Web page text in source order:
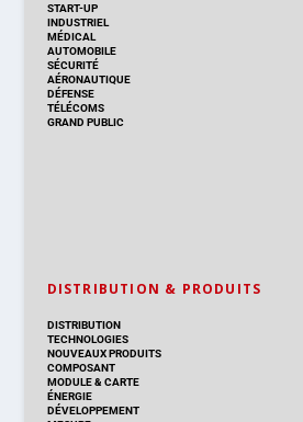
START-UP
INDUSTRIEL
MÉDICAL
AUTOMOBILE
SÉCURITÉ
AÉRONAUTIQUE
DÉFENSE
TÉLÉCOMS
GRAND PUBLIC
DISTRIBUTION & PRODUITS
DISTRIBUTION
TECHNOLOGIES
NOUVEAUX PRODUITS
COMPOSANT
MODULE & CARTE
ÉNERGIE
DÉVELOPPEMENT